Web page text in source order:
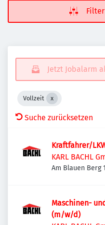
Jetzt Jobalarm
Vollzeit
Suche zurücksetzen
Kraftfahrer/
KARL BACHL
Am Blauen Berg
Maschinen-
(m/w/d)